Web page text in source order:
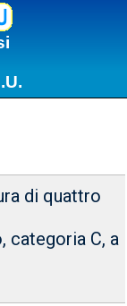
di quattro
categoria C, a